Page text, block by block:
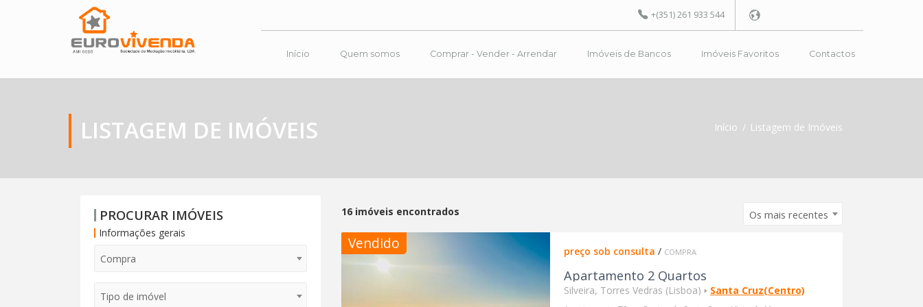
+(351) 261 933 544
Início Quem somos Comprar - Vender - Arrendar Imóveis de Bancos Imóveis Favoritos Contactos
LISTAGEM DE IMÓVEIS Início Listagem de Imóveis
PROCURAR IMÓVEIS
Informações gerais
Compra
Tipo de imóvel
16 imóveis encontrados Os mais recentes
Vendido preço sob consulta / COMPRA
Apartamento 2 Quartos
Silveira, Torres Vedras (Lisboa) 🢒 Santa Cruz(Centro)